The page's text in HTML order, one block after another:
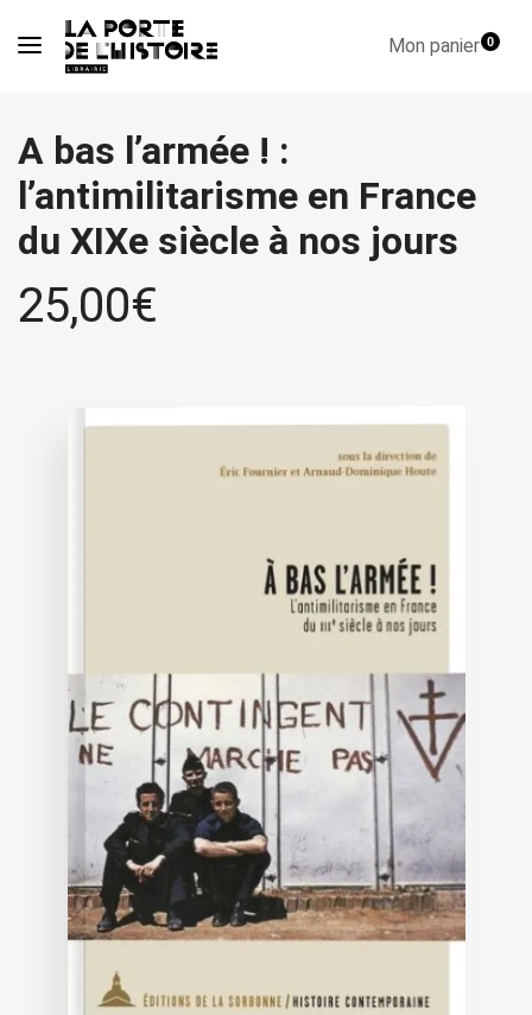
Mon panier0
A bas l’armée ! :
l’antimilitarisme en France
du XIXe siècle à nos jours
25,00€